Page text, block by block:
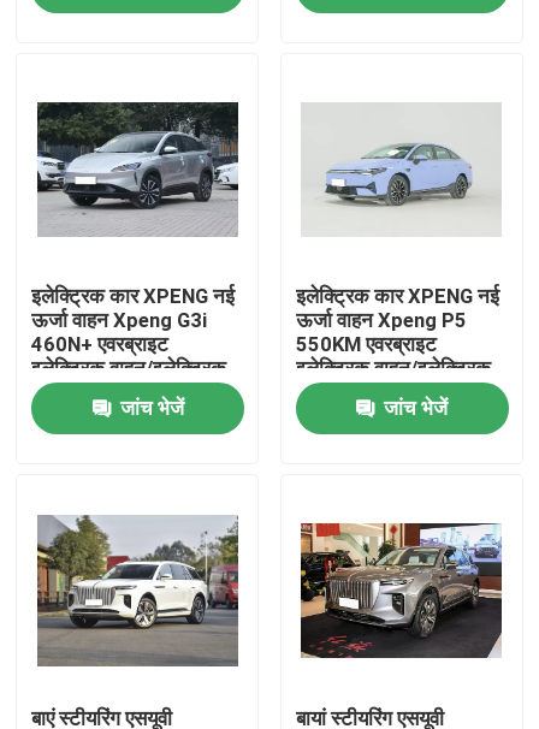
उत्पाद
वीडियो
फैक्टरी यात्रा
गुणवत्ता नियंत्रण
समाचार
सभी मामलों
एक बोली का अनुरोध
इलेक्ट्रिक कार XPENG नई
ऊर्जा वाहन Xpeng G3i
460N+ एवरब्राइट
इलेक्ट्रिक वाहन/इलेक्ट्रिक
एसयूवी
जांच भेजें
इलेक्ट्रिक कार XPENG नई
ऊर्जा वाहन Xpeng P5
550KM एवरब्राइट
इलेक्ट्रिक वाहन/इलेक्ट्रिक
एसयूवी
जांच भेजें
बाएं स्टीयरिंग एसयूवी बायां स्टीयरिंग एसयूवी